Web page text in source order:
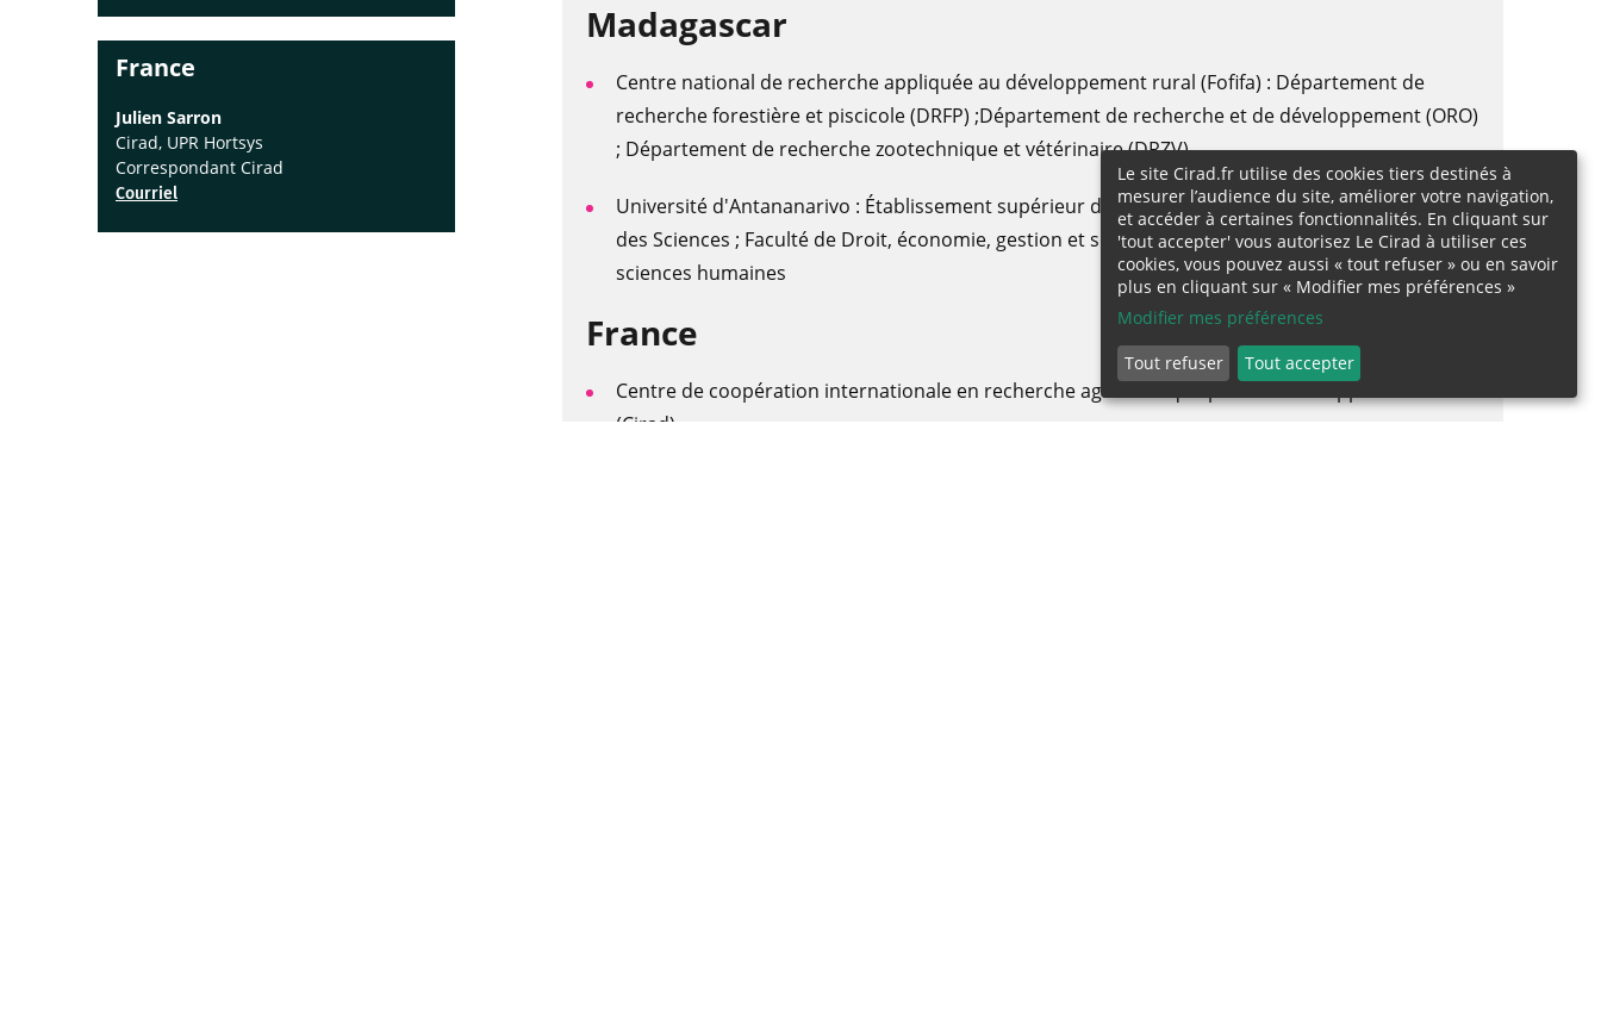
France
Julien Sarron
Cirad, UPR Hortsys
Correspondant Cirad
Courriel
Madagascar
Centre national de recherche appliquée au développement rural (Fofifa) : Département de
recherche forestière et piscicole (DRFP) ;Département de recherche et de développement (ORO)
; Département de recherche zootechnique et vétérinaire (DRZV)
Université d'Antananarivo : Établissement supérieur de sciences agronomiques (ESSA) ; Faculté
des Sciences ; Faculté de Droit, économie, gestion et sociologie (DEGS) ; Faculté des Lettres et
sciences humaines
France
Centre de coopération internationale en recherche agronomique pour le développement
(Cirad)
Le site Cirad.fr utilise des cookies tiers destinés à
mesurer l’audience du site, améliorer votre navigation,
et accéder à certaines fonctionnalités. En cliquant sur
'tout accepter' vous autorisez Le Cirad à utiliser ces
cookies, vous pouvez aussi « tout refuser » ou en savoir
plus en cliquant sur « Modifier mes préférences »
Modifier mes préférences
Tout refuser Tout accepter